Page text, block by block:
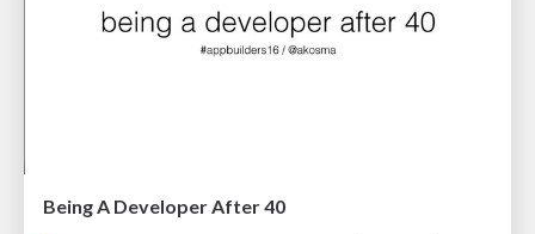
Being A Developer After 40